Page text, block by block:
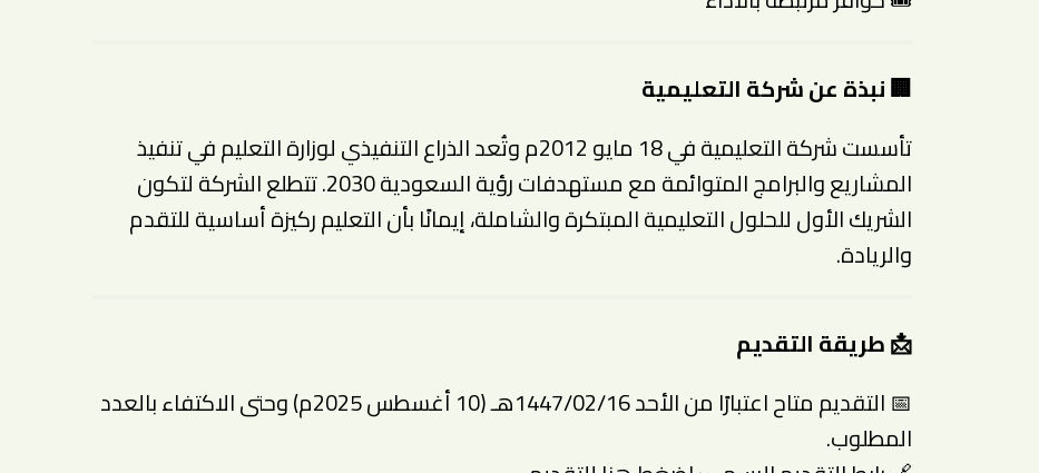
🏢 نبذة عن شركة التعليمية
تأسست شركة التعليمية في 18 مايو 2012م وتُعد الذراع التنفيذي لوزارة التعليم في تنفيذ
المشاريع والبرامج المتوائمة مع مستهدفات رؤية السعودية 2030. تتطلع الشركة لتكون
الشريك الأول للحلول التعليمية المبتكرة والشاملة، إيمانًا بأن التعليم ركيزة أساسية للتقدم
والريادة.
📩 طريقة التقديم
📅 التقديم متاح اعتبارًا من الأحد 1447/02/16هـ (10 أغسطس 2025م) وحتى الاكتفاء بالعدد
المطلوب.